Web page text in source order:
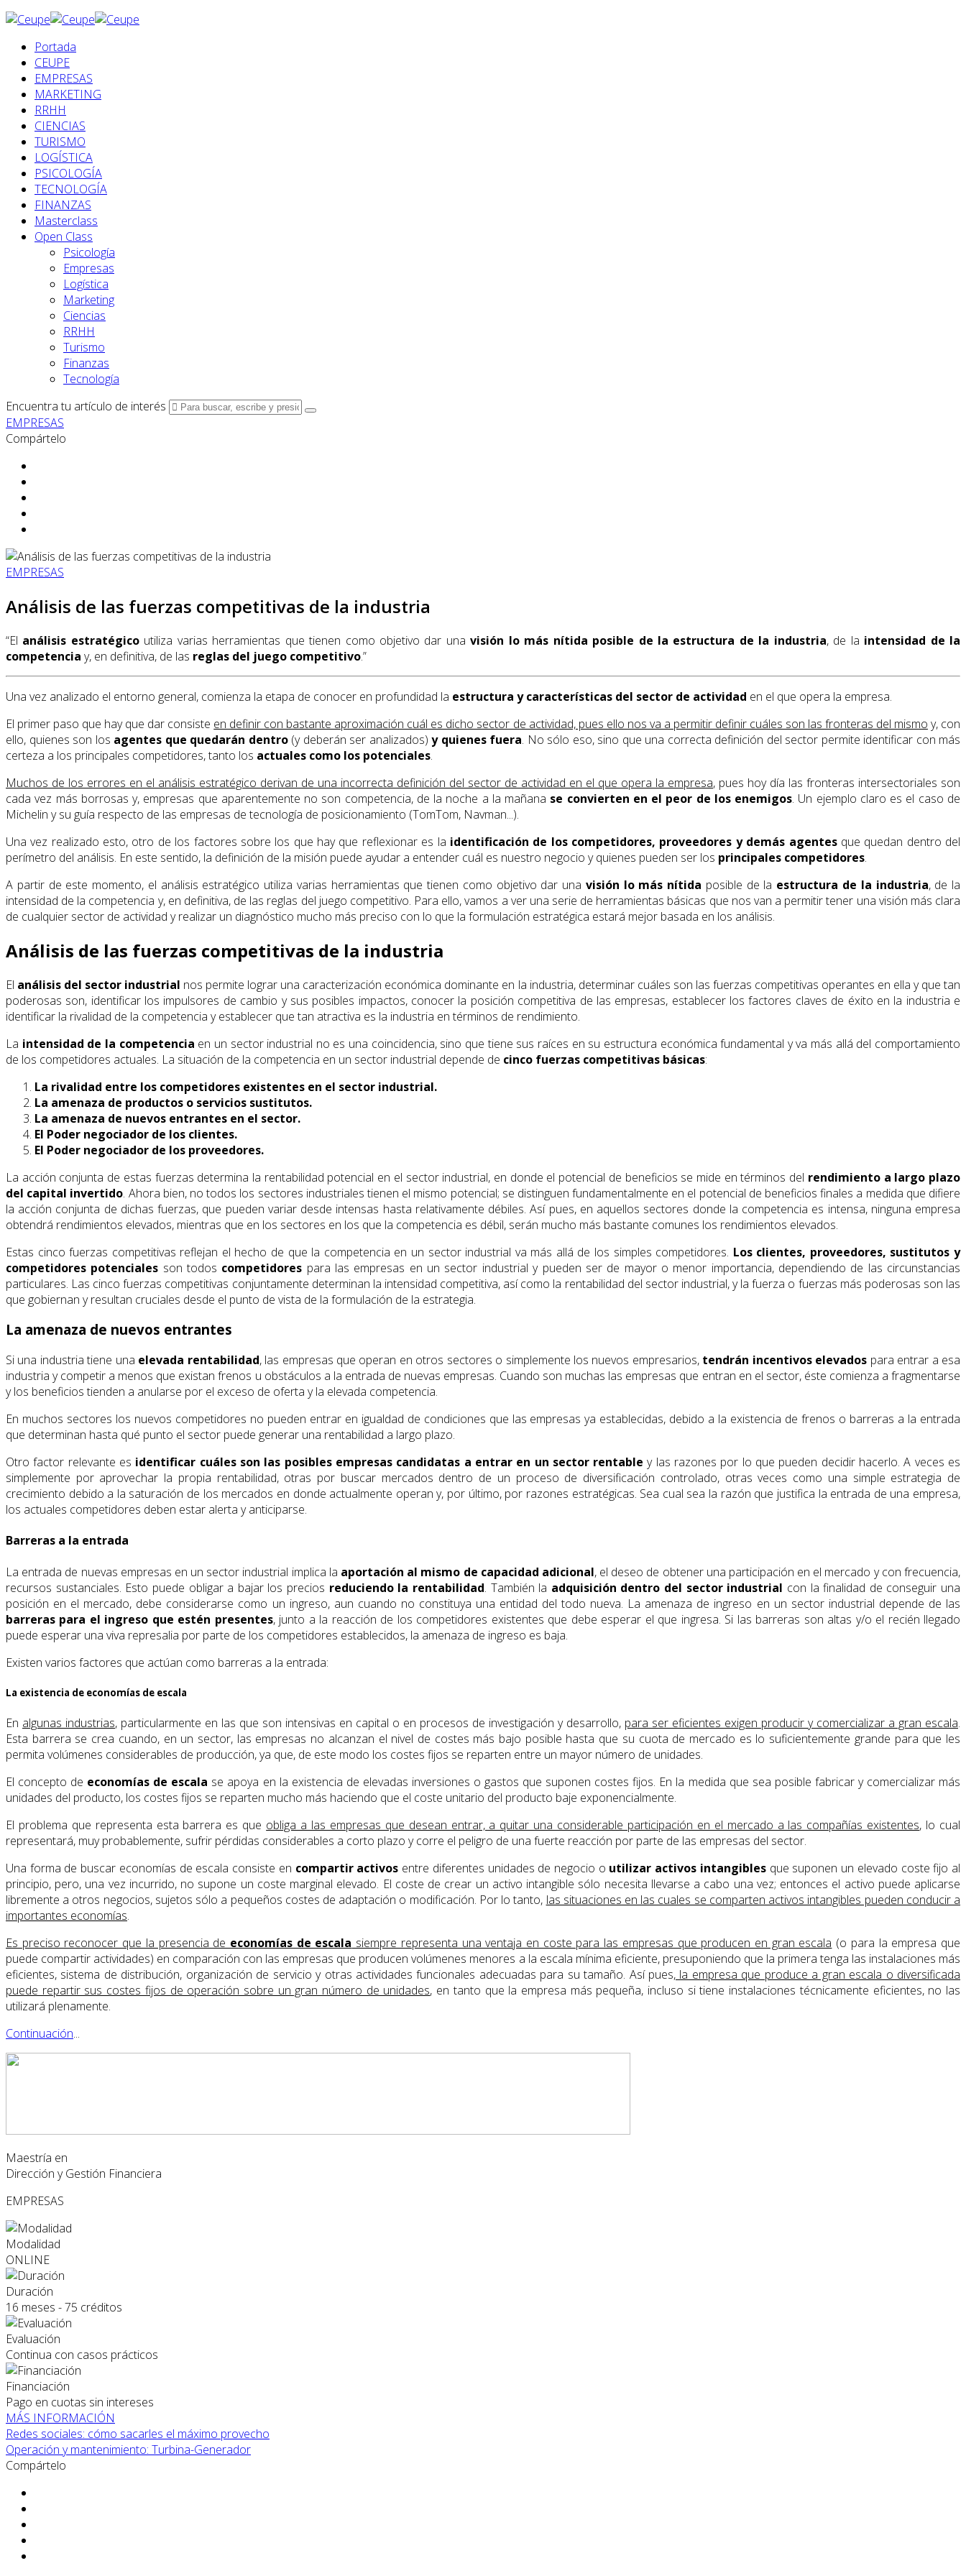
Portada
CEUPE
EMPRESAS
MARKETING
RRHH
CIENCIAS
TURISMO
LOGÍSTICA
PSICOLOGÍA
TECNOLOGÍA
FINANZAS
Masterclass
Open Class
Psicología
Empresas
Logística
Marketing
Ciencias
RRHH
Turismo
Finanzas
Tecnología
Encuentra tu artículo de interés
EMPRESAS
Compártelo
EMPRESAS
Análisis de las fuerzas competitivas de la industria
“El análisis estratégico utiliza varias herramientas que tienen como objetivo dar unavisión lo más nítida posible de la estructura de la industria, de la intensidad de la
competencia y, en definitiva, de las reglas del juego competitivo.”
Una vez analizado el entorno general, comienza la etapa de conocer en profundidad la estructura y características del sector de actividad en el que opera la empresa.
El primer paso que hay que dar consiste en definir con bastante aproximación cuál es dicho sector de actividad, pues ello nos va a permitir definir cuáles son las fronteras del mismo y, con
ello, quienes son los agentes que quedarán dentro(y deberán ser analizados) y quienes fuera. No sólo eso, sino que una correcta definición del sector permite identificar con más
certeza a los principales competidores, tanto los actuales como los potenciales.
Muchos de los errores en el análisis estratégico derivan de una incorrecta definición del sector de actividad en el que opera la empresa, pues hoy día las fronteras intersectoriales son
cada vez más borrosas y, empresas que aparentemente no son competencia, de la noche a la mañana se convierten en el peor de los enemigos. Un ejemplo claro es el caso de
Michelin y su guía respecto de las empresas de tecnología de posicionamiento (TomTom, Navman...).
Una vez realizado esto, otro de los factores sobre los que hay que reflexionar es la identificación de los competidores, proveedores y demás agentesque quedan dentro del
perímetro del análisis. En este sentido, la definición de la misión puede ayudar a entender cuál es nuestro negocio y quienes pueden ser los principales competidores.
A partir de este momento, el análisis estratégico utiliza varias herramientas que tienen como objetivo dar una visión lo más nítida posible de la estructura de la industria, de la
intensidad de la competencia y, en definitiva, de las reglas del juego competitivo. Para ello, vamos a ver una serie de herramientas básicas que nos van a permitir tener una visión más clara
de cualquier sector de actividad y realizar un diagnóstico mucho más preciso con lo que la formulación estratégica estará mejor basada en los análisis.
Análisis de las fuerzas competitivas de la industria
El análisis del sector industrial nos permite lograr una caracterización económica dominante en la industria, determinar cuáles son las fuerzas competitivas operantes en ella y que tan
poderosas son, identificar los impulsores de cambio y sus posibles impactos, conocer la posición competitiva de las empresas, establecer los factores claves de éxito en la industria e
identificar la rivalidad de la competencia y establecer que tan atractiva es la industria en términos de rendimiento.
La intensidad de la competencia en un sector industrial no es una coincidencia, sino que tiene sus raíces en su estructura económica fundamental y va más allá del comportamiento
de los competidores actuales. La situación de la competencia en un sector industrial depende de cinco fuerzas competitivas básicas:
La rivalidad entre los competidores existentes en el sector industrial.
La amenaza de productos o servicios sustitutos.
La amenaza de nuevos entrantes en el sector.
El Poder negociador de los clientes.
El Poder negociador de los proveedores.
La acción conjunta de estas fuerzas determina la rentabilidad potencial en el sector industrial, en donde el potencial de beneficios se mide en términos del rendimiento a largo plazo
del capital invertido. Ahora bien, no todos los sectores industriales tienen el mismo potencial; se distinguen fundamentalmente en el potencial de beneficios finales a medida que difiere
la acción conjunta de dichas fuerzas, que pueden variar desde intensas hasta relativamente débiles. Así pues, en aquellos sectores donde la competencia es intensa, ninguna empresa
obtendrá rendimientos elevados, mientras que en los sectores en los que la competencia es débil, serán mucho más bastante comunes los rendimientos elevados.
Estas cinco fuerzas competitivas reflejan el hecho de que la competencia en un sector industrial va más allá de los simples competidores. Los clientes, proveedores, sustitutos y
competidores potenciales son todos competidores para las empresas en un sector industrial y pueden ser de mayor o menor importancia, dependiendo de las circunstancias
particulares. Las cinco fuerzas competitivas conjuntamente determinan la intensidad competitiva, así como la rentabilidad del sector industrial, y la fuerza o fuerzas más poderosas son las
que gobiernan y resultan cruciales desde el punto de vista de la formulación de la estrategia.
La amenaza de nuevos entrantes
Si una industria tiene una elevada rentabilidad, las empresas que operan en otros sectores o simplemente los nuevos empresarios, tendrán incentivos elevados para entrar a esa
industria y competir a menos que existan frenos u obstáculos a la entrada de nuevas empresas. Cuando son muchas las empresas que entran en el sector, éste comienza a fragmentarse
y los beneficios tienden a anularse por el exceso de oferta y la elevada competencia.
En muchos sectores los nuevos competidores no pueden entrar en igualdad de condiciones que las empresas ya establecidas, debido a la existencia de frenos o barreras a la entrada
que determinan hasta qué punto el sector puede generar una rentabilidad a largo plazo.
Otro factor relevante es identificar cuáles son las posibles empresas candidatas a entrar en un sector rentable y las razones por lo que pueden decidir hacerlo. A veces es
simplemente por aprovechar la propia rentabilidad, otras por buscar mercados dentro de un proceso de diversificación controlado, otras veces como una simple estrategia de
crecimiento debido a la saturación de los mercados en donde actualmente operan y, por último, por razones estratégicas. Sea cual sea la razón que justifica la entrada de una empresa,
los actuales competidores deben estar alerta y anticiparse.
Barreras a la entrada
La entrada de nuevas empresas en un sector industrial implica la aportación al mismo de capacidad adicional, el deseo de obtener una participación en el mercado y con frecuencia,
recursos sustanciales. Esto puede obligar a bajar los precios reduciendo la rentabilidad. También la adquisición dentro del sector industrial con la finalidad de conseguir una
posición en el mercado, debe considerarse como un ingreso, aun cuando no constituya una entidad del todo nueva. La amenaza de ingreso en un sector industrial depende de las
barreras para el ingreso que estén presentes, junto a la reacción de los competidores existentes que debe esperar el que ingresa. Si las barreras son altas y/o el recién llegado
puede esperar una viva represalia por parte de los competidores establecidos, la amenaza de ingreso es baja.
Existen varios factores que actúan como barreras a la entrada:
La existencia de economías de escala
En algunas industrias, particularmente en las que son intensivas en capital o en procesos de investigación y desarrollo, para ser eficientes exigen producir y comercializar a gran escala.
Esta barrera se crea cuando, en un sector, las empresas no alcanzan el nivel de costes más bajo posible hasta que su cuota de mercado es lo suficientemente grande para que les
permita volúmenes considerables de producción, ya que, de este modo los costes fijos se reparten entre un mayor número de unidades.
El concepto de economías de escala se apoya en la existencia de elevadas inversiones o gastos que suponen costes fijos. En la medida que sea posible fabricar y comercializar más
unidades del producto, los costes fijos se reparten mucho más haciendo que el coste unitario del producto baje exponencialmente.
El problema que representa esta barrera es que obliga a las empresas que desean entrar, a quitar una considerable participación en el mercado a las compañías existentes, lo cual
representará, muy probablemente, sufrir pérdidas considerables a corto plazo y corre el peligro de una fuerte reacción por parte de las empresas del sector.
Una forma de buscar economías de escala consiste en compartir activos entre diferentes unidades de negocio o utilizar activos intangiblesque suponen un elevado coste fijo al
principio, pero, una vez incurrido, no supone un coste marginal elevado. El coste de crear un activo intangible sólo necesita llevarse a cabo una vez; entonces el activo puede aplicarse
libremente a otros negocios, sujetos sólo a pequeños costes de adaptación o modificación. Por lo tanto, las situaciones en las cuales se comparten activos intangibles pueden conducir a
importantes economías.
Es preciso reconocer que la presencia de economías de escala siempre representa una ventaja en coste para las empresas que producen en gran escala (o para la empresa que
puede compartir actividades) en comparación con las empresas que producen volúmenes menores a la escala mínima eficiente, presuponiendo que la primera tenga las instalaciones más
eficientes, sistema de distribución, organización de servicio y otras actividades funcionales adecuadas para su tamaño. Así pues, la empresa que produce a gran escala o diversificada
puede repartir sus costes fijos de operación sobre un gran número de unidades, en tanto que la empresa más pequeña, incluso si tiene instalaciones técnicamente eficientes, no las
utilizará plenamente.
Continuación...
Maestría en
Dirección y Gestión Financiera
EMPRESAS
Modalidad
ONLINE
Duración
16 meses - 75 créditos
Evaluación
Continua con casos prácticos
Financiación
Pago en cuotas sin intereses
MÁS INFORMACIÓN
Redes sociales: cómo sacarles el máximo provecho
Operación y mantenimiento: Turbina-Generador
Compártelo